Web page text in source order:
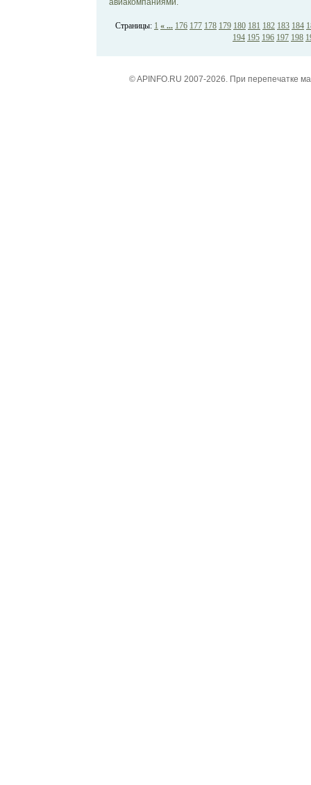
Страницы: 1 « ... 176 177 178 179 180 181 182 183 184
194 195 196 197 198
© APINFO.RU 2007-2026. При перепечатке